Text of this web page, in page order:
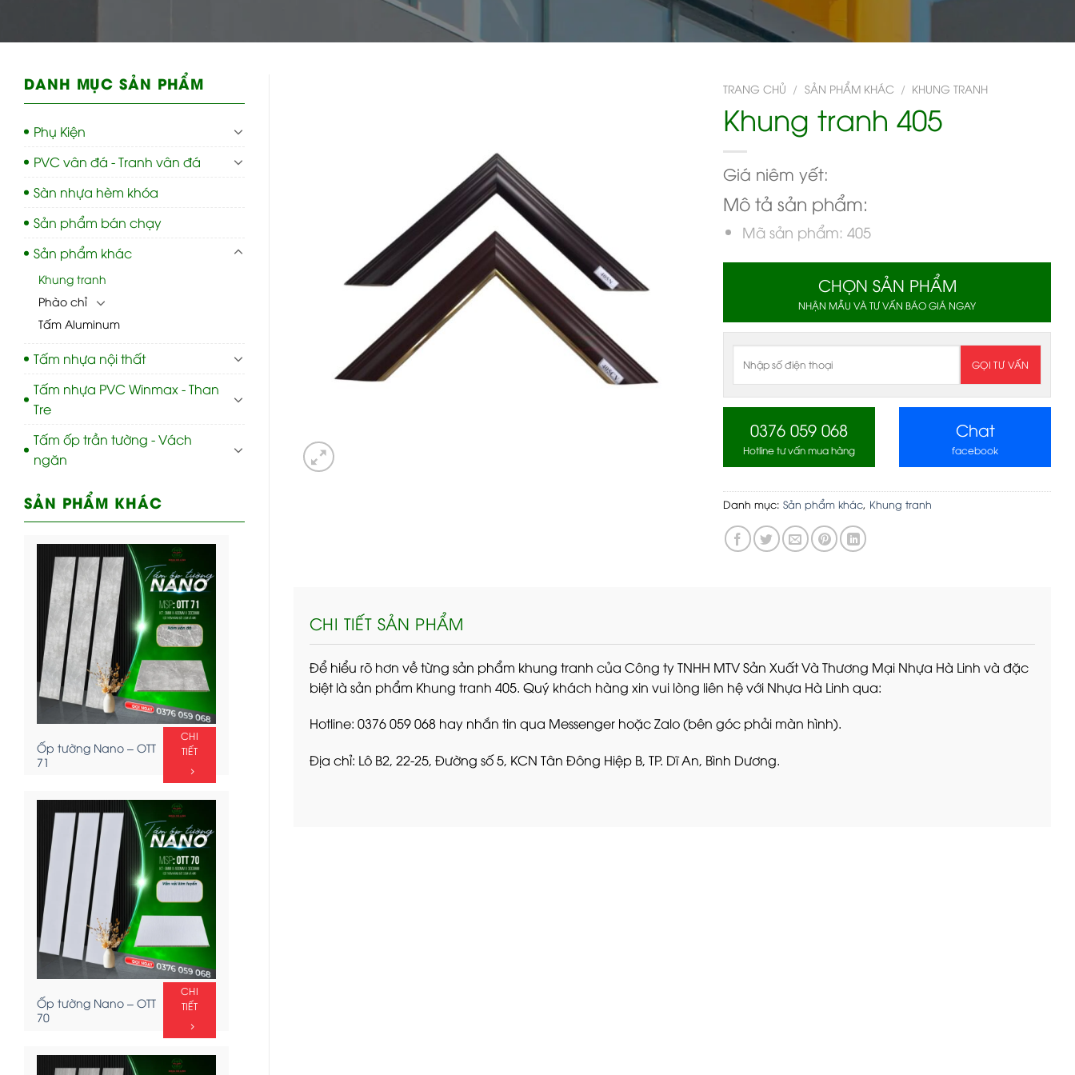
DANH MỤC SẢN PHẨM
Phụ Kiện
PVC vân đá - Tranh vân đá
Sàn nhựa hèm khóa
Sản phẩm bán chạy
Sản phẩm khác
Khung tranh
Phào chỉ
Tấm Aluminum
Tấm nhựa nội thất
Tấm nhựa PVC Winmax - Than
Tre
Tấm ốp trần tường - Vách
ngăn
SẢN PHẨM KHÁC
Ốp tường Nano – OTT
71
CHI
TIẾT
Ốp tường Nano – OTT
70
CHI
TIẾT
TRANG CHỦ / SẢN PHẨM KHÁC / KHUNG TRANH
Khung tranh 405
Giá niêm yết:
Mô tả sản phẩm:
Mã sản phẩm: 405
CHỌN SẢN PHẨM
NHẬN MẪU VÀ TƯ VẤN BÁO GIÁ NGAY
0376 059 068
Hotline tư vấn mua hàng
Chat
facebook
Danh mục:Sản phẩm khác, Khung tranh
CHI TIẾT SẢN PHẨM
Để hiểu rõ hơn về từng sản phẩm khung tranh của Công ty TNHH MTV Sản Xuất Và Thương Mại Nhựa Hà Linh và đặc
biệt là sản phẩm Khung tranh 405. Quý khách hàng xin vui lòng liên hệ với Nhựa Hà Linh qua:
Hotline: 0376 059 068 hay nhắn tin qua Messenger hoặc Zalo (bên góc phải màn hình).
Địa chỉ: Lô B2, 22-25, Đường số 5, KCN Tân Đông Hiệp B, TP. Dĩ An, Bình Dương.